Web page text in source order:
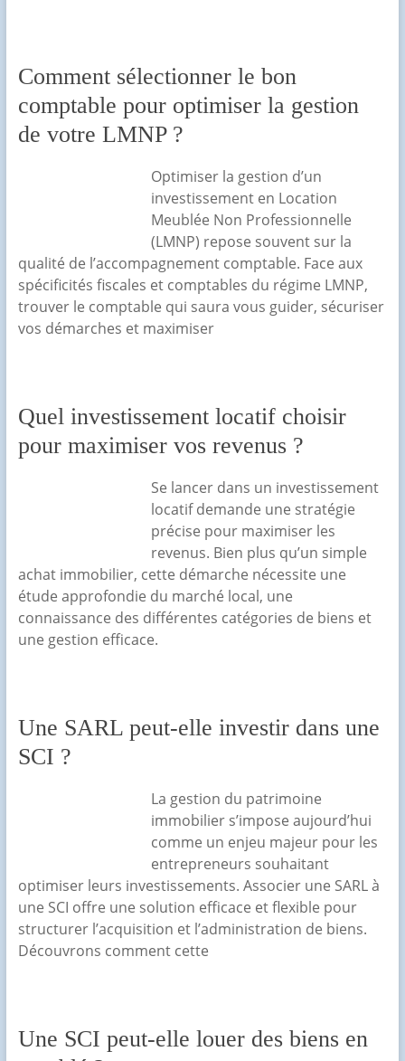
Comment sélectionner le bon
comptable pour optimiser la gestion
de votre LMNP ?
Optimiser la gestion d’un
investissement en Location
Meublée Non Professionnelle
(LMNP) repose souvent sur la
qualité de l’accompagnement comptable. Face aux
spécificités fiscales et comptables du régime LMNP,
trouver le comptable qui saura vous guider, sécuriser
vos démarches et maximiser
Quel investissement locatif choisir
pour maximiser vos revenus ?
Se lancer dans un investissement
locatif demande une stratégie
précise pour maximiser les
revenus. Bien plus qu’un simple
achat immobilier, cette démarche nécessite une
étude approfondie du marché local, une
connaissance des différentes catégories de biens et
une gestion efficace.
Une SARL peut-elle investir dans une
SCI ?
La gestion du patrimoine
immobilier s’impose aujourd’hui
comme un enjeu majeur pour les
entrepreneurs souhaitant
optimiser leurs investissements. Associer une SARL à
une SCI offre une solution efficace et flexible pour
structurer l’acquisition et l’administration de biens.
Découvrons comment cette
Une SCI peut-elle louer des biens en